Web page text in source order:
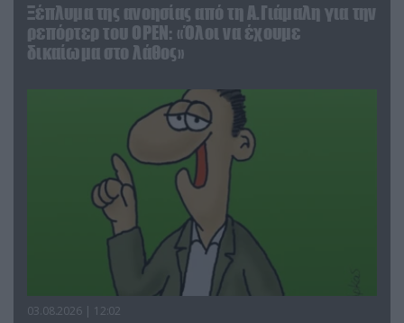
Ξέπλυμα της ανοησίας από τη Α.Γιάμαλη για την
ρεπόρτερ του ΟΡΕΝ: «Όλοι να έχουμε
δικαίωμα στο λάθος»
03.08.2026 | 12:02